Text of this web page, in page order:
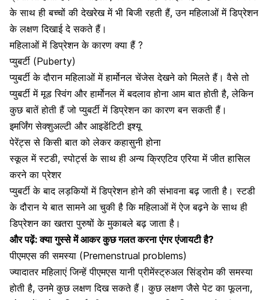
के साथ ही बच्चों की देखरेख में भी बिजी रहती हैं, उन महिलाओं में डिप्रेशन
के लक्षण दिखाई दे सकते हैं।
महिलाओं में डिप्रेशन के कारण क्या हैं ?
प्युबर्टी (Puberty)
प्युबर्टी के दौरान महिलाओं में हार्मोनल चेंजेस देखने को मिलते हैं। वैसे तो
प्युबर्टी में मूड स्विंग और हार्मोनल में बदलाव होना आम बात होती है, लेकिन
कुछ बातें होती हैं जो प्युबर्टी में डिप्रेशन का कारण बन सकती हैं।
इमर्जिंग सेक्शुअल्टी और आइडेंटिटी इश्यू
पेरेंट्स से किसी बात को लेकर कहासुनी होना
स्कूल में स्टडी, स्पोर्ट्स के साथ ही अन्य क्रिएटिव एरिया में जीत हासिल
करने का प्रेशर
प्युबर्टी के बाद लड़कियों में डिप्रेशन होने की संभावना बढ़ जाती है। स्टडी
के दौरान ये बात सामने आ चुकी है कि महिलाओं में ऐज बढ़ने के साथ ही
डिप्रेशन का खतरा पुरुषों के मुकाबले बढ़ जाता है।
और पढ़ें:क्या गुस्से में आकर कुछ गलत करना एंगर एंजायटी है?
पीएमएस की समस्या (Premenstrual problems)
ज्यादातर महिलाएं जिन्हें पीएमएस यानी प्रीमेंस्ट्रुअल सिंड्रोम की समस्या
होती है, उनमे कुछ लक्षण दिख सकते हैं। कुछ लक्षण जैसेपेट का फूलना,